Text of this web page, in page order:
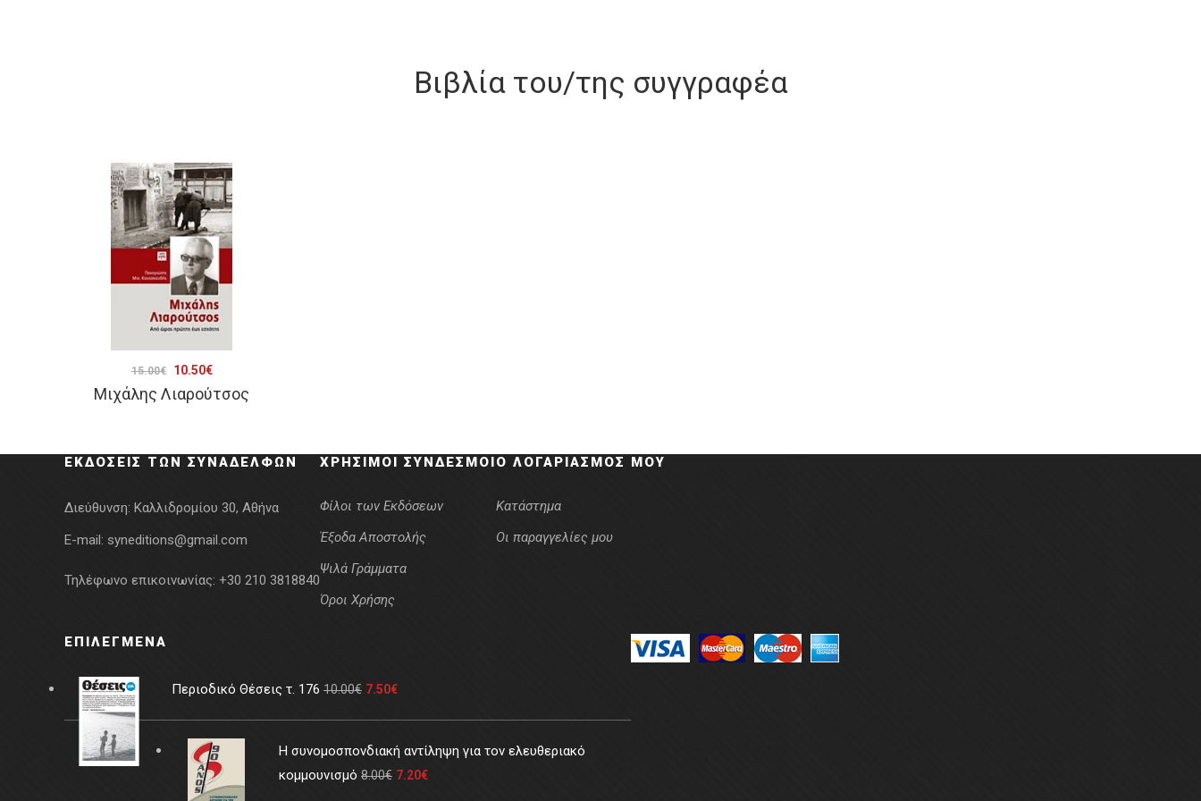
Βιβλία του/της συγγραφέα
Μιχάλης Λιαρούτσος
15.00€
Original
price
10.50€Η
τρέχουσα
10.50€.
ΕΚΔΌΣΕΙΣ ΤΩΝ ΣΥΝΑΔΈΛΦΩΝ
Διεύθυνση: Καλλιδρομίου 30, Αθήνα
E-mail: syneditions@gmail.com
Τηλέφωνο επικοινωνίας: +30 210 3818840
ΧΡΉΣΙΜΟΙ ΣΎΝΔΕΣΜΟΙ
Φίλοι των Εκδόσεων
Έξοδα Αποστολής
Ψιλά Γράμματα
Όροι Χρήσης
Ο ΛΟΓΑΡΙΑΣΜΌΣ ΜΟΥ
Κατάστημα
Οι παραγγελίες μου
ΕΠΙΛΕΓΜΈΝΑ
Περιοδικό Θέσεις τ. 176 10.00€ 7.50€
Η συνομοσπονδιακή αντίληψη για τον ελευθεριακό
κομμουνισμό 8.00€ 7.20€